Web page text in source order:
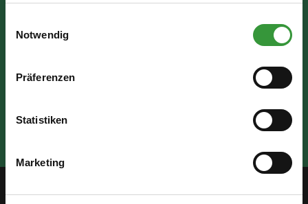
Notwendig
Präferenzen
Statistiken
Marketing